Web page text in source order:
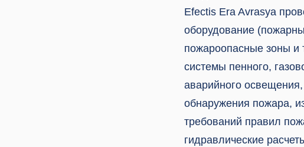
Efectis Era Avrasya
оборудование
пожароопасные зоны и
системы пенного,
аварийного
обнаружения пожара,
требований правил
гидравлические